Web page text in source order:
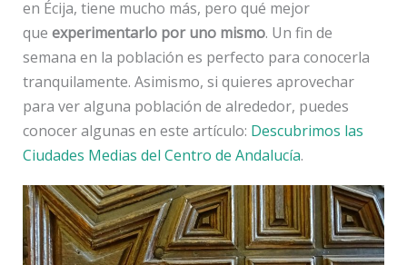
en Écija, tiene mucho más, pero qué mejor
que experimentarlo por uno mismo. Un fin de
semana en la población es perfecto para conocerla
tranquilamente. Asimismo, si quieres aprovechar
para ver alguna población de alrededor, puedes
conocer algunas en este artículo: Descubrimos las
Ciudades Medias del Centro de Andalucía.